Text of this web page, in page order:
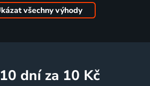
všechny výhody
10 dní za 10 Kč